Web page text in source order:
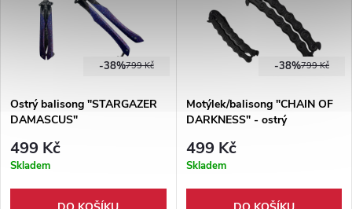
799 Kč
-38%
Ostrý balisong "STARGAZER
DAMASCUS"
499 Kč
Skladem
799 Kč
-38%
Motýlek/balisong "CHAIN OF
DARKNESS" - ostrý
499 Kč
Skladem